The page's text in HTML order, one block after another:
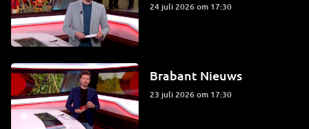
24 juli 2026 om 17:30
Brabant Nieuws
23 juli 2026 om 17:30